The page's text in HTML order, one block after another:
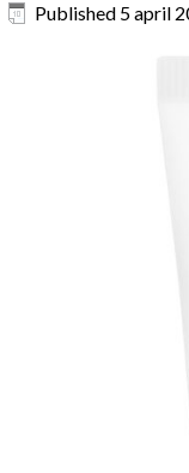
Published 5 april